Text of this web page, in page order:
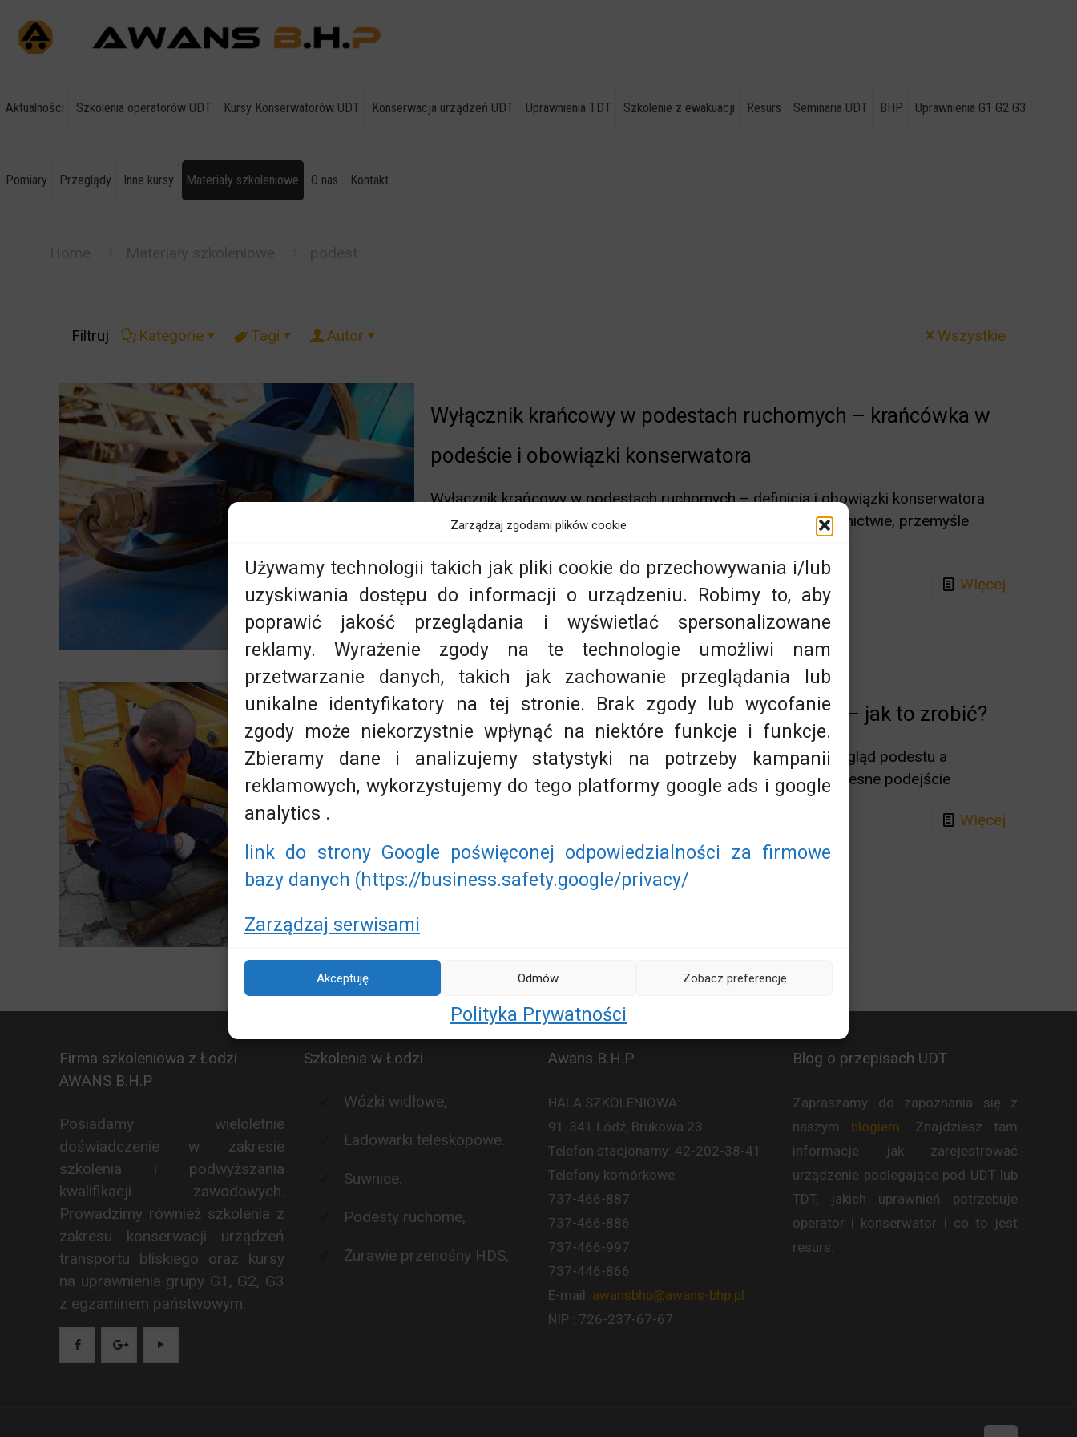
Zarządzaj zgodami plików cookie
Używamy technologii takich jak pliki cookie do przechowywania i/lub
uzyskiwania dostępu do informacji o urządzeniu. Robimy to, aby
poprawić jakość przeglądania i wyświetlać spersonalizowane
reklamy. Wyrażenie zgody na te technologie umożliwi nam
przetwarzanie danych, takich jak zachowanie przeglądania lub
unikalne identyfikatory na tej stronie. Brak zgody lub wycofanie
zgody może niekorzystnie wpłynąć na niektóre funkcje i funkcje.
Zbieramy dane i analizujemy statystyki na potrzeby kampanii
reklamowych, wykorzystujemy do tego platformy google ads i google
analytics .
link do strony Google poświęconej odpowiedzialności za firmowe
bazy danych (https://business.safety.google/privacy/
Zarządzaj serwisami
Akceptuję Odmów Zobacz preferencje
Polityka Prywatności
Aktualności Szkolenia operatorów UDT Kursy Konserwatorów UDT Konserwacja urządzeń UDT Uprawnienia TDT Szkolenie z ewakuacji Resurs Seminaria UDT BHP Uprawnienia G1 G2 G3
Pomiary Przeglądy Inne kursy Materiały szkoleniowe O nas Kontakt
Filtruj Kategorie Tagi Autor Wszystkie
Wyłącznik krańcowy w podestach ruchomych – krańcówka w
podeście i obowiązki konserwatora
Wyłącznik krańcowy w podestach ruchomych – definicja i obowiązki konserwatora
Podesty ruchome to urządzenia szeroko stosowane w budownictwie, przemyśle
Lubisz to? WIęcej
Przegląd konserwacyjny podestu ruchomego – jak to zrobić?
Przegląd konserwacyjny podestu ruchomego w Polsce – przegląd podestu a
wymagania UDT, obowiązki właściciela, konserwatora, nowoczesne podejście
WIęcej
Firma szkoleniowa z Łodzi
AWANS B.H.P
Posiadamy wieloletnie
doświadczenie w zakresie
szkolenia i podwyższania
kwalifikacji zawodowych.
Prowadzimy również szkolenia z
zakresu konserwacji urządzeń
transportu bliskiego oraz kursy
na uprawnienia grupy G1, G2, G3
z egzaminem państwowym.
Szkolenia w Łodzi
Wózki widłowe,
Ładowarki teleskopowe.
Suwnice.
Podesty ruchome,
Żurawie przenośny HDS,
Awans B.H.P
HALA SZKOLENIOWA:
91-341 Łódź, Brukowa 23
Telefon stacjonarny: 42-202-38-41
Telefony komórkowe:
737-466-887
737-466-886
737-466-997
737-446-866
E-mail: awansbhp@awans-bhp.pl
NIP : 726-237-67-67
Blog o przepisach UDT
Zapraszamy do zapoznania się z
naszym blogiem . Znajdziesz tam
informacje jak zarejestrować
urządzenie podlegające pod UDT lub
TDT, jakich uprawnień potrzebuje
operator i konserwator i co to jest
resurs.